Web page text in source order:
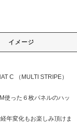
イメージ
C （MULTI STRIPE）
使った６枚パネルのハッ
年変化もお楽しみ頂けま